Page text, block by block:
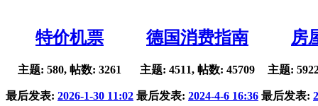
特价机票
主题: 580, 帖数: 3261
最后发表: 2026-1-30 11:02
德国消费指南
主题: 4511, 帖数: 45709
最后发表: 2024-4-6 16:36
房
主题:
最后发表: